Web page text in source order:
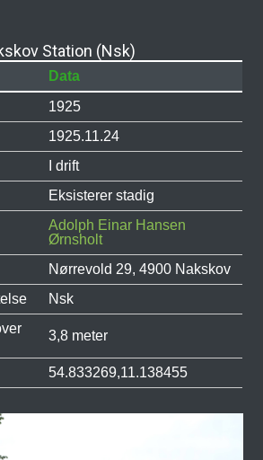
Station (Nsk)
Data
1925
1925.11.24
I drift
Eksisterer stadig
Adolph Einar Hansen
Ørnsholt
Nørrevold 29, 4900 Nakskov
Nsk
3,8 meter
54.833269,11.138455